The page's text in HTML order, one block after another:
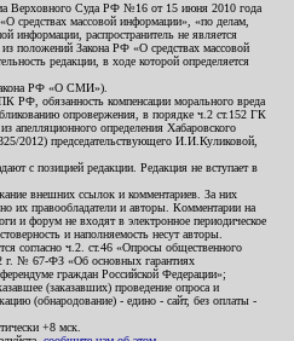
Верховного Суда РФ №16 от 15 июня 2010 года
средствах массовой информации», «по делам,
информации, распространитель не является
положений Закона РФ «О средствах массовой
редакции, в ходе которой определяется
РФ «О СМИ»).
РФ, обязанность компенсации морального вреда
опровержения, в порядке ч.2 ст.152 ГК
апелляционного определения Хабаровского
2012) председательствующего И.И.Куликовой,
с позицией редакции. Редакция не вступает в
внешних ссылок и комментариев. За них
их правообладатели и авторы. Комментарии на
и форум не входят в электронное периодическое
и наполняемость несут авторы.
согласно ч.2. ст.46 «Опросы общественного
г. № 67-ФЗ «Об основных гарантиях
граждан Российской Федерации»;
(заказавших) проведение опроса и
(обнародование) - едино - сайт, без оплаты -
+8 мск.